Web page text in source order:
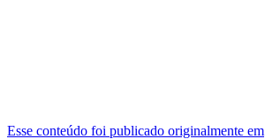
Esse conteúdo foi publicado originalmente em